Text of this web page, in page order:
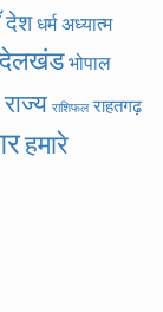
देशधर्म अध्यात्म
भोपाल
राज्य राशिफल राहतगढ़
हमारे